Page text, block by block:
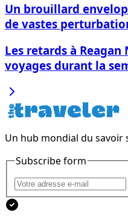
Un brouillard
de vastes
Les retards à
voyages durant la
Un hub mondial du savoir
Subscribe form